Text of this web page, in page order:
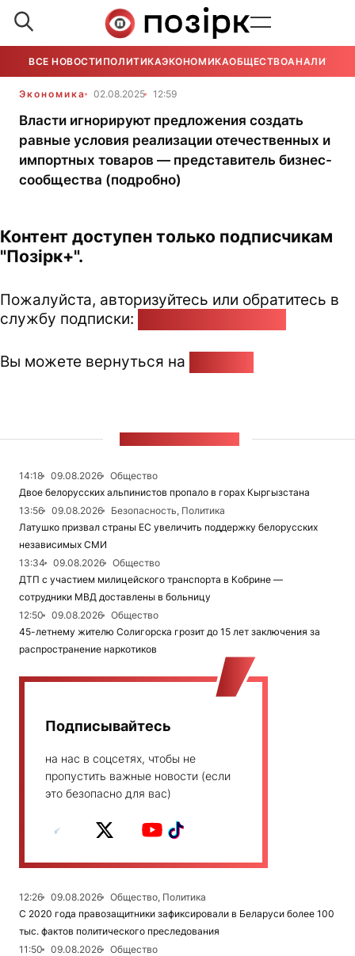
ВСЕ НОВОСТИ ПОЛИТИКАЭКОНОМИКАОБЩЕСТВОАНАЛИТИКА
Экономика 02.08.2025 12:59
Власти игнорируют предложения создать
равные условия реализации отечественных и
импортных товаров — представитель бизнес-
сообщества (подробно)
Контент доступен только подписчикам
"Позірк+".
Пожалуйста, авторизуйтесь или обратитесь в
службу подписки:
Вы можете вернуться на
14:18 09.08.2026
Общество
Двое белорусских альпинистов пропало в горах Кыргызстана
13:56
09.08.2026
Безопасность, Политика
Латушко призвал страны ЕС увеличить поддержку белорусских
независимых СМИ
13:34
09.08.2026
Общество
ДТП с участием милицейского транспорта в Кобрине —
сотрудники МВД доставлены в больницу
12:50
09.08.2026
Общество
45-летнему жителю Солигорска грозит до 15 лет заключения за
распространение наркотиков
Подписывайтесь
на нас в соцсетях, чтобы не
пропустить важные новости (если
это безопасно для вас)
12:26 09.08.2026
Общество, Политика
С 2020 года правозащитники зафиксировали в Беларуси более 100
тыс. фактов политического преследования
11:50
09.08.2026
Общество